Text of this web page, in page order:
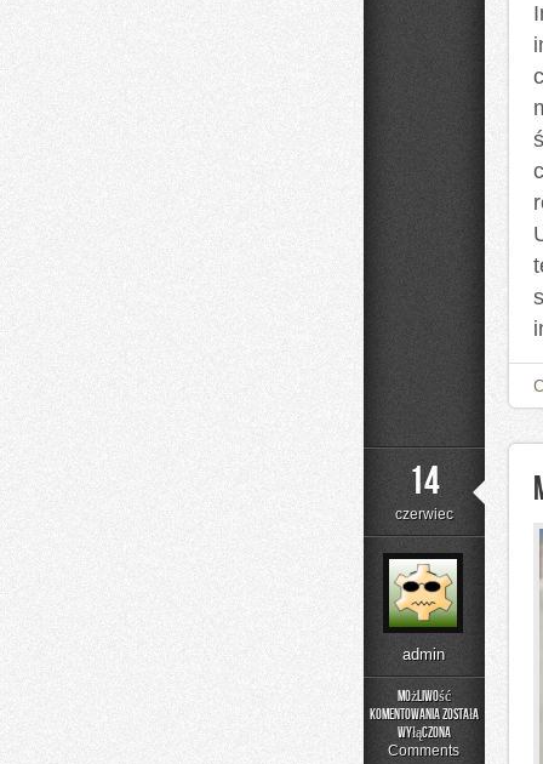
14
czerwiec
admin
Możliwość
komentowaniazostała
wyłączona
Comments